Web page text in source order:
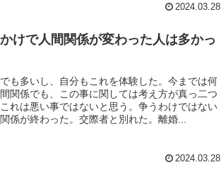
2024.03.28
けで人間関係が変わった人は多かっ
も多いし、自分もこれを体験した。今までは何
関係でも、この事に関しては考え方が真っ二つ
れは悪い事ではないと思う。争うわけではない
係が終わった。交際者と別れた。離婚...
2024.03.28